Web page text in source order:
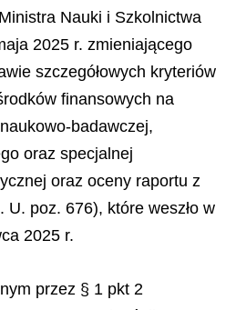
Nauki i Szkolnictwa
2025 r. zmieniającego
szczegółowych kryteriów
finansowych na
badawczej,
oraz specjalnej
oraz oceny raportu z
U. poz. 676), które weszło w
2025 r.
przez § 1 pkt 2